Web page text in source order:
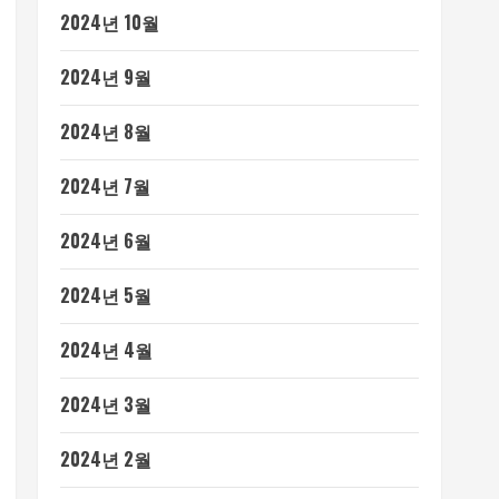
2024년 10월
2024년 9월
2024년 8월
2024년 7월
2024년 6월
2024년 5월
2024년 4월
2024년 3월
2024년 2월